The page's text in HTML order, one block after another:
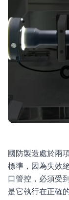
國防製造處於兩
標準，因為失效
口管控，必須受
是它執行在正確